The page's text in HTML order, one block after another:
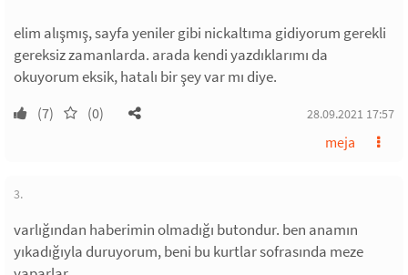
elim alışmış, sayfa yeniler gibi nickaltıma gidiyorum gerekli
gereksiz zamanlarda. arada kendi yazdıklarımı da
okuyorum eksik, hatalı bir şey var mı diye.
(7) (0) 28.09.2021 17:57
meja
3.
varlığından haberimin olmadığı butondur. ben anamın
yıkadığıyla duruyorum, beni bu kurtlar sofrasında meze